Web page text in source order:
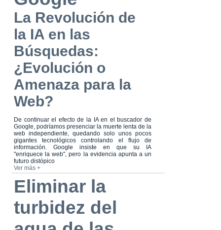
La Revolución de
la IA en las
Búsquedas:
¿Evolución o
Amenaza para la
Web?
De continuar el efecto de la IA en el buscador de
Google, podríamos presenciar la muerte lenta de la
web independiente, quedando solo unos pocos
gigantes tecnológicos controlando el flujo de
información. Google insiste en que su IA
"enriquece la web", pero la evidencia apunta a un
futuro distópico
Ver más +
Eliminar la
turbidez del